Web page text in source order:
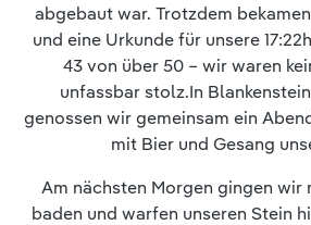
abgebaut war. Trotzdem
und eine Urkunde für unsere
43 von über 50 – wir waren
unfassbar stolz.In
genossen wir gemeinsam ein
mit Bier und Gesang
Am nächsten Morgen gingen wir
baden und warfen unseren Stein